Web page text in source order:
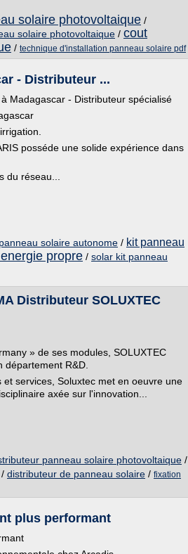
solaire photovoltaique /
solaire photovoltaique / cout
/ technique d'installation panneau solaire pdf
- Distributeur ...
Madagascar - Distributeur spécialisé
posséde une solide expérience dans
du réseau...
solaire autonome / kit panneau
propre / solar kit panneau
Distributeur SOLUXTEC
» de ses modules, SOLUXTEC
R&D.
services, Soluxtec met en oeuvre une
axée sur l'innovation...
panneau solaire photovoltaique /
/ distributeur de panneau solaire / fixation
plus performant